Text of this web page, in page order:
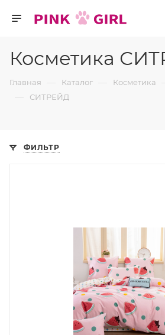
Косметика
Главная — Каталог — Косметика
— СИТРЕЙД
ФИЛЬТР